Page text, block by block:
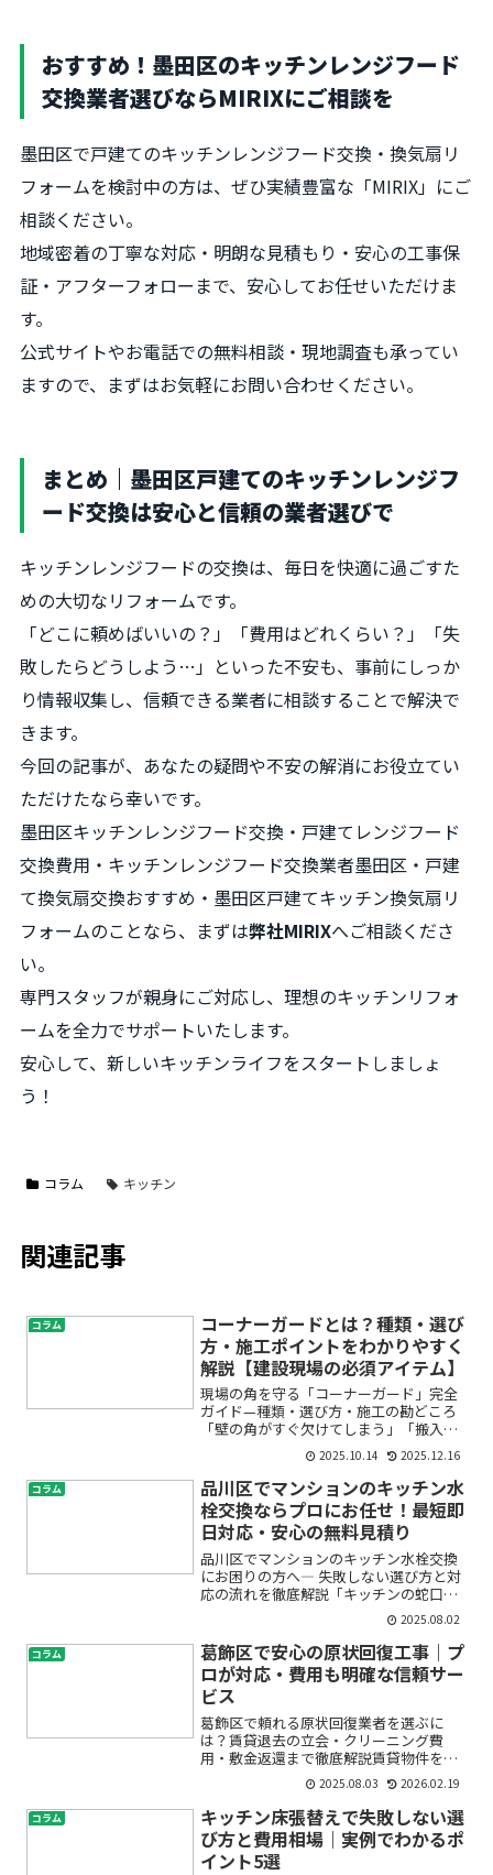
おすすめ！墨田区のキッチンレンジフード
交換業者選びならMIRIXにご相談を
墨田区で戸建てのキッチンレンジフード交換・換気扇リ
フォームを検討中の方は、ぜひ実績豊富な「MIRIX」にご
相談ください。
地域密着の丁寧な対応・明朗な見積もり・安心の工事保
証・アフターフォローまで、安心してお任せいただけま
す。
公式サイトやお電話での無料相談・現地調査も承ってい
ますので、まずはお気軽にお問い合わせください。
まとめ｜墨田区戸建てのキッチンレンジフ
ード交換は安心と信頼の業者選びで
キッチンレンジフードの交換は、毎日を快適に過ごすた
めの大切なリフォームです。
「どこに頼めばいいの？」「費用はどれくらい？」「失
敗したらどうしよう…」といった不安も、事前にしっか
り情報収集し、信頼できる業者に相談することで解決で
きます。
今回の記事が、あなたの疑問や不安の解消にお役立てい
ただけたなら幸いです。
墨田区キッチンレンジフード交換・戸建てレンジフード
交換費用・キッチンレンジフード交換業者墨田区・戸建
て換気扇交換おすすめ・墨田区戸建てキッチン換気扇リ
フォームのことなら、まずは弊社MIRIXへご相談くださ
い。
専門スタッフが親身にご対応し、理想のキッチンリフォ
ームを全力でサポートいたします。
安心して、新しいキッチンライフをスタートしましょ
う！
コラム キッチン
関連記事
コラム
コーナーガードとは？種類・選び
方・施工ポイントをわかりやすく
解説【建設現場の必須アイテム】
現場の角を守る「コーナーガード」完全
ガイド—種類・選び方・施工の勘どころ
「壁の角がすぐ欠けてしまう」「搬入の
たびに出隅がボロボロになる…」そんな
お悩み、現場では本当によくあります。
そこで活躍するのが“コーナーガード”。
ただ、ひと口にコーナー...
2025.10.14 2025.12.16
コラム
品川区でマンションのキッチン水
栓交換ならプロにお任せ！最短即
日対応・安心の無料見積り
品川区でマンションのキッチン水栓交換
にお困りの方へ― 失敗しない選び方と対
応の流れを徹底解説「キッチンの蛇口か
ら水がポタポタ……」「マンションの水
栓交換って自分でできるの？」「業者に
頼みたいけど、どこを選べば安心？」は
じめてキッチンの水栓や...
2025.08.02
コラム
葛飾区で安心の原状回復工事｜プ
ロが対応・費用も明確な信頼サー
ビス
葛飾区で頼れる原状回復業者を選ぶに
は？賃貸退去の立会・クリーニング費
用・敷金返還まで徹底解説賃貸物件を退
去する時、「原状回復って具体的に何を
すればいいの？」「クリーニング費用や
壁紙の張替え、どこまでが自分の負
担？」「敷金はちゃんと返ってくる...
2025.08.03 2026.02.19
コラム
キッチン床張替えで失敗しない選
び方と費用相場｜実例でわかるポ
イント5選